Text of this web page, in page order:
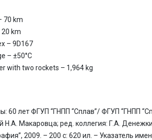
70 km
km
– 9D167
– ±50°C
with two rockets – 1,964 kg
60 лет ФГУП “ГНПП “Сплав”/ ФГУП “ГНПП
Н.А. Макаровца; ред. коллегия: Г.А.
2009. – 200 с: 620 ил. – Указатель